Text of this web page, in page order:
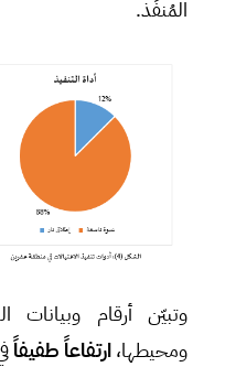
المُنفِّذ.
وتبيّن أرقام
ومحيطها،ارتفاعاً طفيفاً